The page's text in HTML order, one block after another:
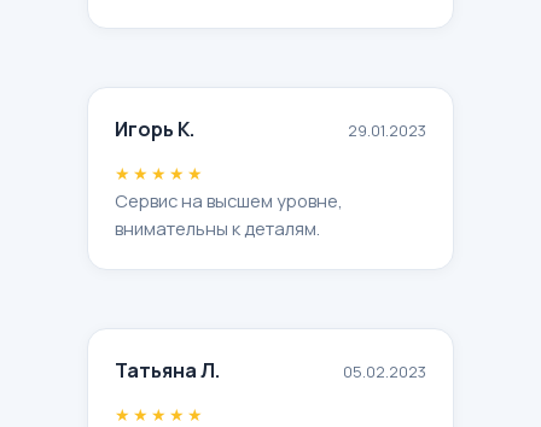
Игорь К. 29.01.2023
★★★★★
Сервис на высшем уровне,
внимательны к деталям.
Татьяна Л. 05.02.2023
★★★★★